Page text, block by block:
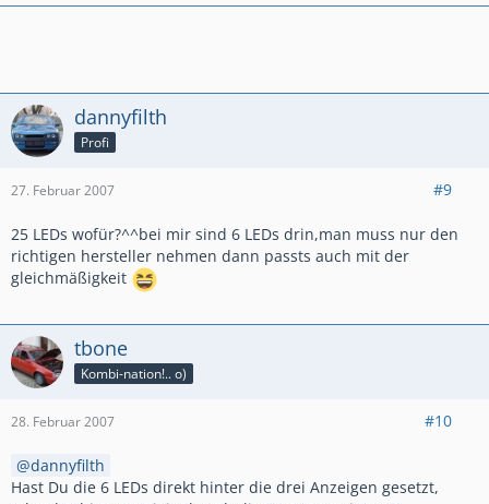
dannyfilth
Profi
27. Februar 2007 #9
25 LEDs wofür?^^bei mir sind 6 LEDs drin,man muss nur den
richtigen hersteller nehmen dann passts auch mit der
gleichmäßigkeit
tbone
Kombi-nation!.. o)
28. Februar 2007 #10
dannyfilth
Hast Du die 6 LEDs direkt hinter die drei Anzeigen gesetzt,